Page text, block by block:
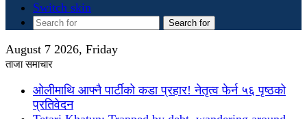
Switch skin
Search for
August 7 2026, Friday
ताजा समाचार
ओलीमाथि आफ्नै पार्टीको कडा प्रहार! नेतृत्व फेर्न ५६ पृष्ठको
प्रतिवेदन